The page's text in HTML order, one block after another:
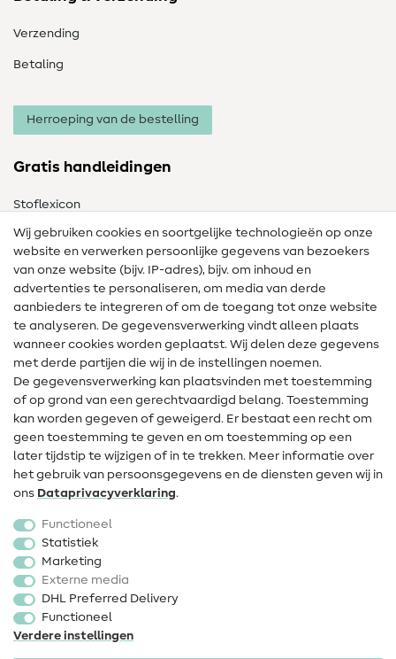
Verzending
Betaling
Herroeping van de bestelling
Gratis handleidingen
Stoflexicon
Naailexicon
Gratis Naaipatronen
Hulp & contact
Contact
Wijziging van eigenaar
FAQ
Herroepingsrecht
Populair
Fournituren
Sale
Wij gebruiken cookies en soortgelijke technologieën op onze
website en verwerken persoonlijke gegevens van bezoekers
van onze website (bijv. IP-adres), bijv. om inhoud en
advertenties te personaliseren, om media van derde
aanbieders te integreren of om de toegang tot onze website
te analyseren. De gegevensverwerking vindt alleen plaats
wanneer cookies worden geplaatst. Wij delen deze gegevens
met derde partijen die wij in de instellingen noemen.
De gegevensverwerking kan plaatsvinden met toestemming
of op grond van een gerechtvaardigd belang. Toestemming
kan worden gegeven of geweigerd. Er bestaat een recht om
geen toestemming te geven en om toestemming op een
later tijdstip te wijzigen of in te trekken. Meer informatie over
het gebruik van persoonsgegevens en de diensten geven wij in
ons Data­privacy­verklaring.
Functioneel
Statistiek
Marketing
Externe media
DHL Preferred Delivery
Functioneel
Verdere instellingen